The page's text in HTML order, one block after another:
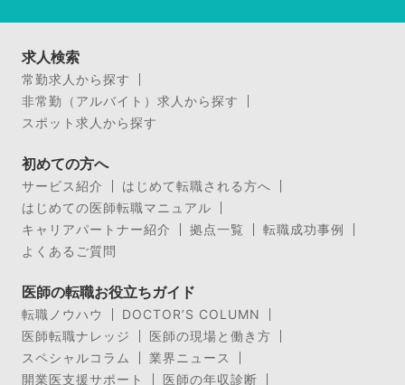
求人検索
常勤求人から探す
非常勤（アルバイト）求人から探す
スポット求人から探す
初めての方へ
サービス紹介
はじめて転職される方へ
はじめての医師転職マニュアル
キャリアパートナー紹介
拠点一覧
転職成功事例
よくあるご質問
医師の転職お役立ちガイド
転職ノウハウ
DOCTOR’S COLUMN
医師転職ナレッジ
医師の現場と働き方
スペシャルコラム
業界ニュース
開業医支援サポート
医師の年収診断